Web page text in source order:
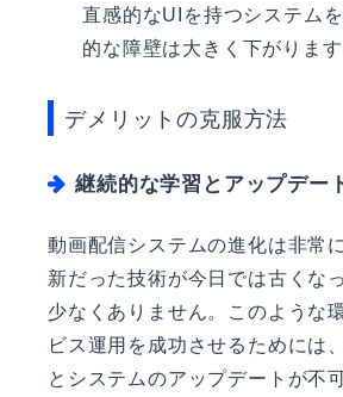
直感的なUIを持つシステム
的な障壁は大きく下がります
デメリットの克服方法
継続的な学習とアップデー
動画配信システムの進化は非常
新だった技術が今日では古くな
少なくありません。このような
ビス運用を成功させるためには
とシステムのアップデートが不